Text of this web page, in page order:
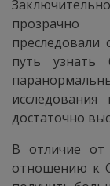
прозрачно
преследовали
путь
достаточно
В отличие от
отношению к